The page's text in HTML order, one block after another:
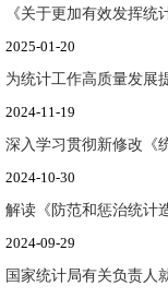
《关于更加有效发挥
2025-01-20
为统计工作高质量发
2024-11-19
深入学习贯彻新修改《
2024-10-30
解读《防范和惩治统计
2024-09-29
国家统计局有关负责人